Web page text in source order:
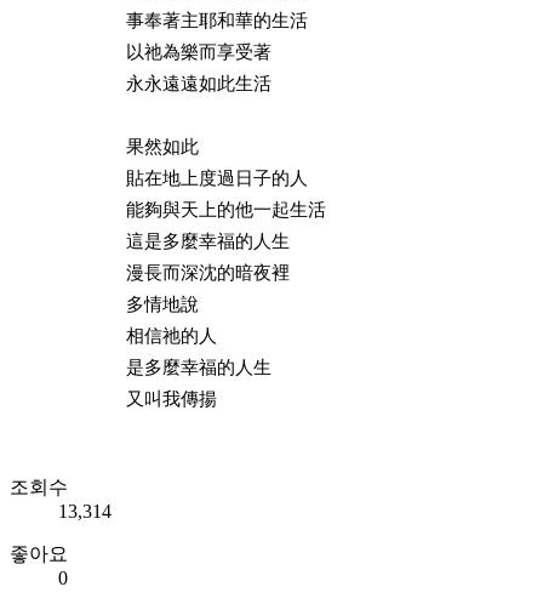
事奉著主耶和華的生活
以祂為樂而享受著
永永遠遠如此生活
果然如此
貼在地上度過日子的人
能夠與天上的他一起生活
這是多麼幸福的人生
漫長而深沈的暗夜裡
多情地說
相信祂的人
是多麼幸福的人生
又叫我傳揚
조회수
13,314
좋아요
0